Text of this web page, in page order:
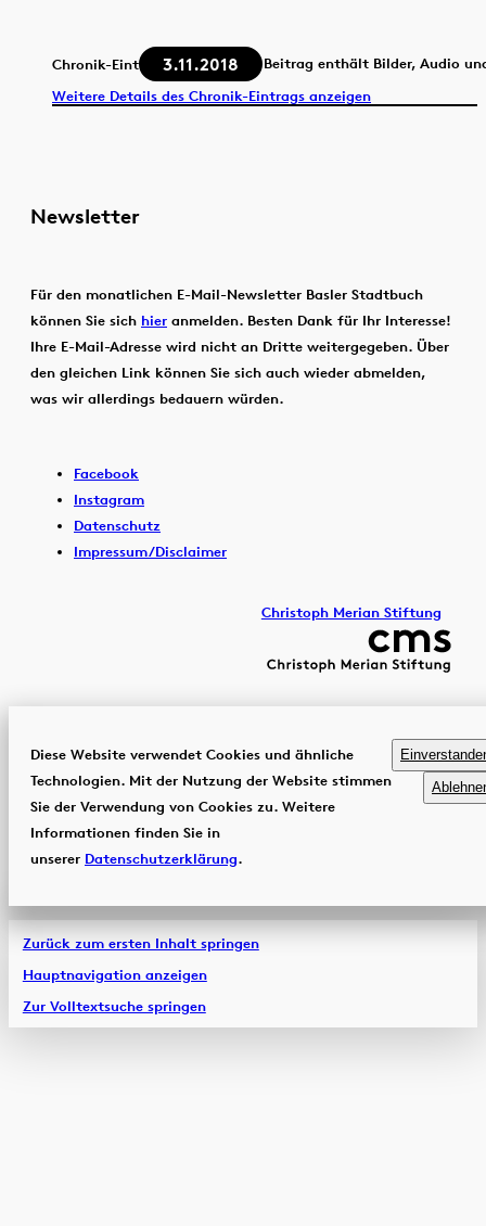
Chronik-Eintrag 3.11.2018
Beitrag enthält Bilder, Audio
Weitere Details des Chronik-Eintrags anzeigen
Newsletter
Für den monatlichen E-Mail-Newsletter Basler Stadtbuch
können Sie sich hier anmelden. Besten Dank für Ihr Interesse!
Ihre E-Mail-Adresse wird nicht an Dritte weitergegeben. Über
den gleichen Link können Sie sich auch wieder abmelden,
was wir allerdings bedauern würden.
Facebook
Instagram
Datenschutz
Impressum/Disclaimer
Christoph Merian Stiftung
Diese Website verwendet Cookies und ähnliche
Technologien. Mit der Nutzung der Website stimmen
Sie der Verwendung von Cookies zu. Weitere
Informationen finden Sie in
unserer Datenschutzerklärung.
Zurück zum ersten Inhalt springen
Hauptnavigation anzeigen
Zur Volltextsuche springen